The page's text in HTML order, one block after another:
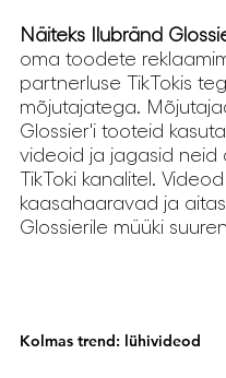
Näiteks Ilubränd
oma toodete
partnerluse TikTokis
mõjutajatega.
Glossier'i tooteid
videoid ja jagasid neid
TikToki kanalitel.
kaasahaaravad ja
Glossierile müüki
Kolmas trend: lühivideod